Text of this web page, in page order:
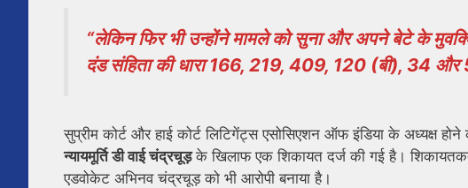
“लेकिन फिर भी उन्होंने मामले को सुना और अपने बेटे के
दंड संहिता की धारा 166, 219, 409, 120 (बी), 34
सुप्रीम कोर्ट और हाई कोर्ट लिटिगेंट्स एसोसिएशन ऑफ इंडिया के अध्यक्ष होने
न्यायमूर्ति डी वाई चंद्रचूड़के खिलाफ एक शिकायत दर्ज की गई है।
एडवोकेट अभिनव चंद्रचूड़ को भी आरोपी बनाया है।